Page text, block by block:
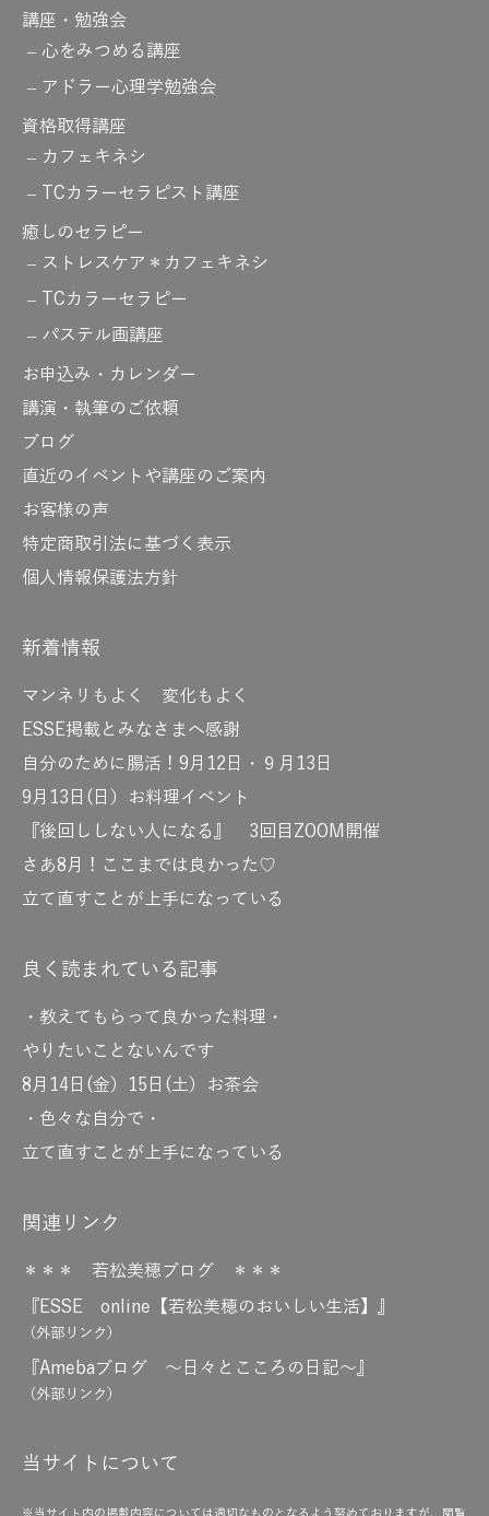
講座・勉強会
心をみつめる講座
アドラー心理学勉強会
資格取得講座
カフェキネシ
TCカラーセラピスト講座
癒しのセラピー
ストレスケア＊カフェキネシ
TCカラーセラピー
パステル画講座
お申込み・カレンダー
講演・執筆のご依頼
ブログ
直近のイベントや講座のご案内
お客様の声
特定商取引法に基づく表示
個人情報保護法方針
新着情報
マンネリもよく 変化もよく
ESSE掲載とみなさまへ感謝
自分のために腸活！9月12日・９月13日
9月13日(日）お料理イベント
『後回ししない人になる』 3回目ZOOM開催
さあ8月！ここまでは良かった♡
立て直すことが上手になっている
良く読まれている記事
・教えてもらって良かった料理・
やりたいことないんです
8月14日(金）15日(土）お茶会
・色々な自分で・
立て直すことが上手になっている
関連リンク
＊＊＊ 若松美穂ブログ ＊＊＊
『ESSE online【若松美穂のおいしい生活】』
（外部リンク）
『Amebaブログ ～日々とこころの日記～』
（外部リンク）
当サイトについて
※当サイト内の掲載内容については適切なものとなるよう努めておりますが、閲覧